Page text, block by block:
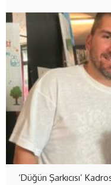
‘Düğün Şarkıcısı’